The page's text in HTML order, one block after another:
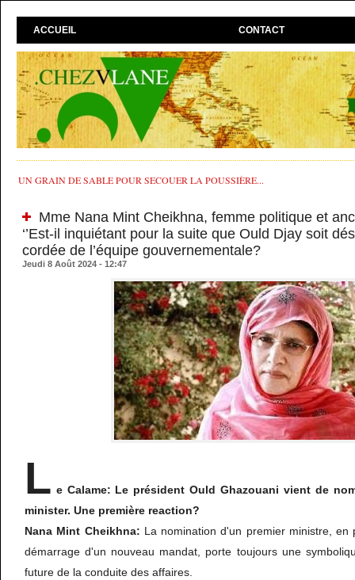
ACCUEIL CONTACT
UN GRAIN DE SABLE POUR SECOUER LA POUSSIÈRE...
Mme Nana Mint Cheikhna, femme politique et
‘’Est-il inquiétant pour la suite que Ould Djay soit
cordée de l’équipe gouvernementale?
Jeudi 8 Août 2024 - 12:47
L e Calame: Le président Ould Ghazouani vient de
minister. Une première reaction?
Nana Mint Cheikhna: La nomination d'un premier ministre, en
démarrage d'un nouveau mandat, porte toujours une
future de la conduite des affaires.